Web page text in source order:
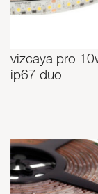
vizcaya pro
ip67 duo